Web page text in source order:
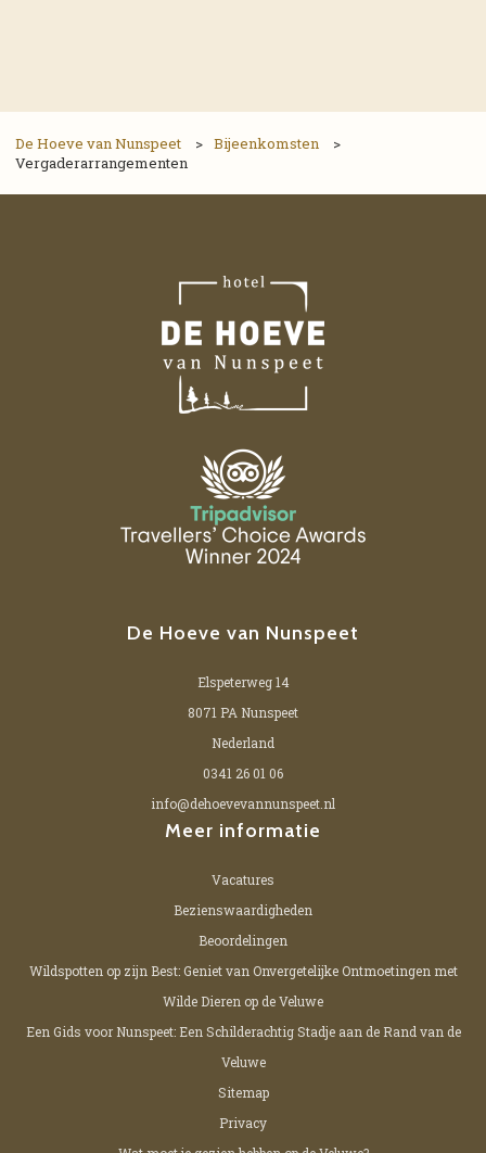
De Hoeve van Nunspeet > Bijeenkomsten
>
Vergaderarrangementen
De Hoeve van Nunspeet
Elspeterweg 14
8071 PA Nunspeet
Nederland
0341 26 01 06
info@dehoevevannunspeet.nl
Meer informatie
Vacatures
Bezienswaardigheden
Beoordelingen
Wildspotten op zijn Best: Geniet van Onvergetelijke Ontmoetingen met
Wilde Dieren op de Veluwe
Een Gids voor Nunspeet: Een Schilderachtig Stadje aan de Rand van de
Veluwe
Sitemap
Privacy